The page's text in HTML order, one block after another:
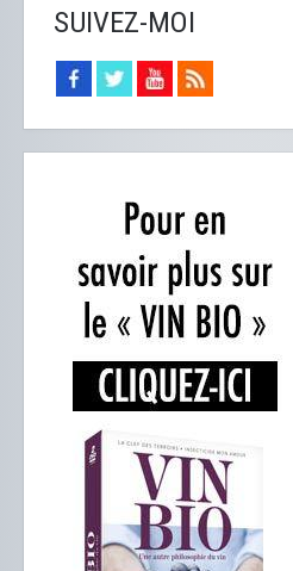
SUIVEZ-MOI